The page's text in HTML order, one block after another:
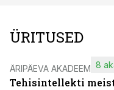
ÜRITUSED
ÄRIPÄEVA AKADEEMIA
Tehisintellekti
8